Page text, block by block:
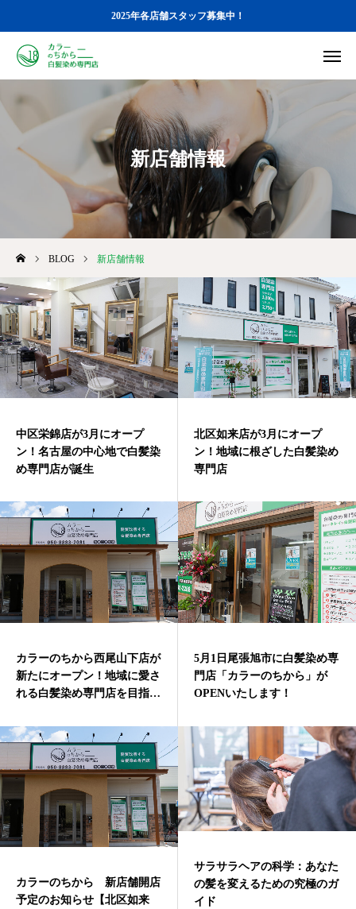
2025年各店舗スタッフ募集中！
新店舗情報
BLOG 新店舗情報
中区栄錦店が3月にオープ
ン！名古屋の中心地で白髪染
め専門店が誕生
北区如来店が3月にオープ
ン！地域に根ざした白髪染め
専門店
カラーのちから西尾山下店が
新たにオープン！地域に愛さ
れる白髪染め専門店を目指し
5月1日尾張旭市に白髪染め専
門店「カラーのちから」が
OPENいたします！
カラーのちから 新店舗開店
予定のお知らせ【北区如来
サラサラヘアの科学：あなた
の髪を変えるための究極のガ
イド
店舗一覧
STAFF募集 ブログ
カラーのちから 店舗一覧
カラーのちから メニュー
STAFF募集
BLOG
各店のGoogle口コミ
オンラインストア